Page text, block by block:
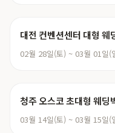
대전 컨벤션센터 대형 웨
02월 28일(토) ~ 03월 01일(
청주 오스코 초대형 웨딩
03월 14일(토) ~ 03월 15일(